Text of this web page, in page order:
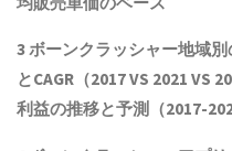
3ボーンクラッシャー地域
とCAGR （2017 VS 2021 VS
利益の推移と予測（2017-